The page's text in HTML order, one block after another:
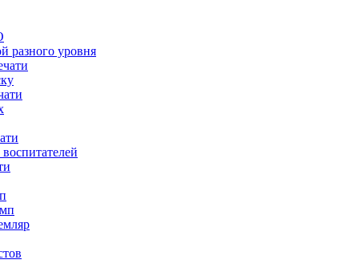
разного уровня